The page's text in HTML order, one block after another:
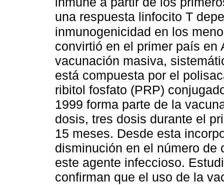
una respuesta linfocito T
inmunogenicidad en los
convirtió en el primer país en
vacunación masiva,
está compuesta por el
ribitol fosfato (PRP)
1999 forma parte de la
dosis, tres dosis durante el
15 meses. Desde esta
disminución en el número de
este agente infeccioso.
confirman que el uso de la